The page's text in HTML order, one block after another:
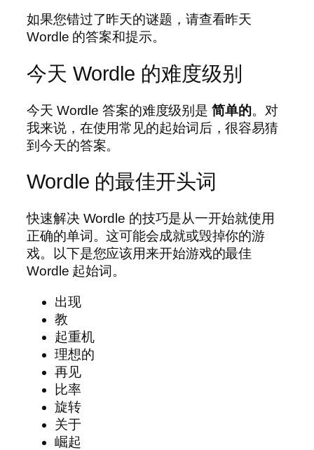
如果您错过了昨天的谜题，请查看昨天
Wordle 的答案和提示。
今天 Wordle 的难度级别
今天 Wordle 答案的难度级别是 简单的。对
我来说，在使用常见的起始词后，很容易猜
到今天的答案。
Wordle 的最佳开头词
快速解决 Wordle 的技巧是从一开始就使用
正确的单词。这可能会成就或毁掉你的游
戏。以下是您应该用来开始游戏的最佳
Wordle 起始词。
出现
教
起重机
理想的
再见
比率
旋转
关于
崛起